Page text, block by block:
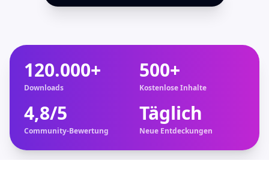
120.000+
Downloads
500+
Kostenlose Inhalte
4,8/5
Community-Bewertung
Täglich
Neue Entdeckungen